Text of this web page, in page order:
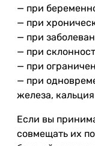
— при
— при
— при
— при
— при
— при
железа,
Если вы
совмещать их